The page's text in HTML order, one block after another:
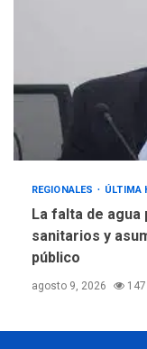
REGIONALES ÚLTIMA
La falta de
sanitarios y
público
agosto 9, 2026 147